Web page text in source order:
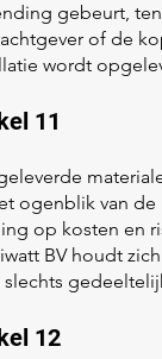
gebeurt,
of de
wordt
11
ogenblik van de
op kosten en
BV houdt
slechts
12